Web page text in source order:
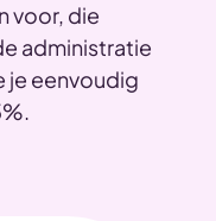
voor, die
administratie
je eenvoudig